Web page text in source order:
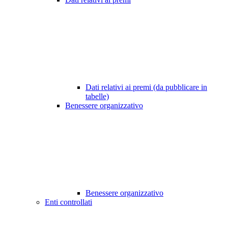
Dati relativi ai premi (da pubblicare in
tabelle)
Benessere organizzativo
Benessere organizzativo
Enti controllati